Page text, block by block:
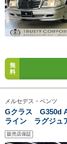
無
料
メルセデス・ベンツ
Gクラス G350d
ライン ラグジュ
ム ブラック塗装
サウンド サンル
販売店保証